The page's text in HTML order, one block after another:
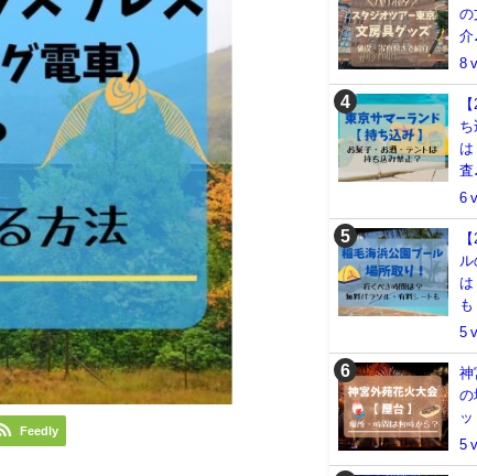
Feedly
の
介
8
ち
は
査
6
は
も
5
神
の
5